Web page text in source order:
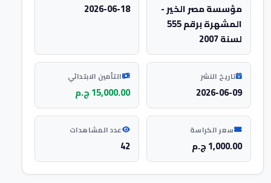
مؤسسة مصر الخير -
المشهرة برقم 555
لسنة 2007
2026-06-18
تاريخ النشر
2026-06-09
التأمين الابتدائي
15,000.00 ج.م
سعر الكراسة
1,000.00 ج.م
عدد المشاهدات
42